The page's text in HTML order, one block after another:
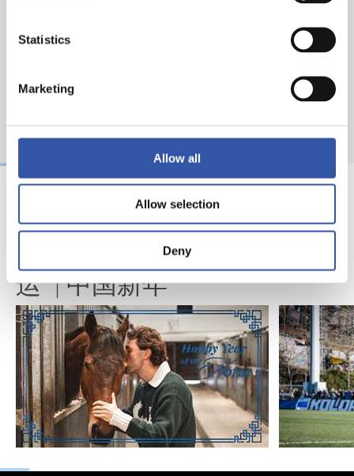
Statistics
Marketing
Allow all
Allow selection
Deny
马年将为我们带来好
运" | 中国新年